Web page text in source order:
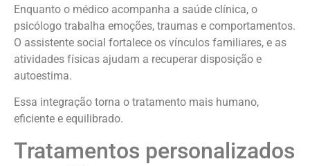
Enquanto o médico acompanha a saúde clínica, o
psicólogo trabalha emoções, traumas e comportamentos.
O assistente social fortalece os vínculos familiares, e as
atividades físicas ajudam a recuperar disposição e
autoestima.
Essa integração torna o tratamento mais humano,
eficiente e equilibrado.
Tratamentos personalizados